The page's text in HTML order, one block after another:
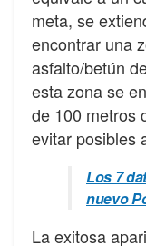
meta, se
encontrar una
asfalto/betún
esta zona se
de 100 metros
evitar posibles
Los 7
nuevo
La exitosa